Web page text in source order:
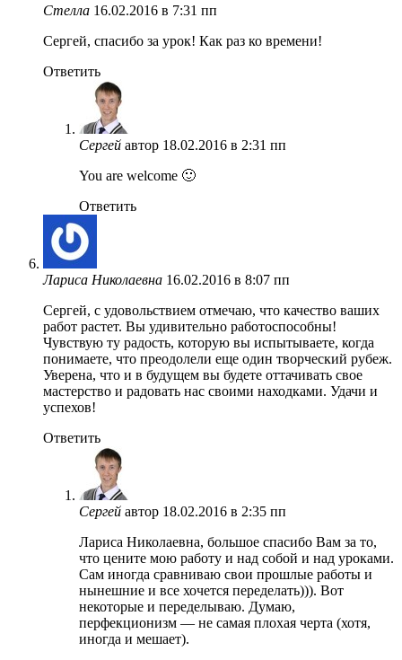
Стелла 16.02.2016 в 7:31 пп
Сергей, спасибо за урок! Как раз ко времени!
Ответить
Сергей автор 18.02.2016 в 2:31 пп
You are welcome 🙂
Ответить
Лариса Николаевна 16.02.2016 в 8:07 пп
Сергей, с удовольствием отмечаю, что качество ваших
работ растет. Вы удивительно работоспособны!
Чувствую ту радость, которую вы испытываете, когда
понимаете, что преодолели еще один творческий рубеж.
Уверена, что и в будущем вы будете оттачивать свое
мастерство и радовать нас своими находками. Удачи и
успехов!
Ответить
Сергей автор 18.02.2016 в 2:35 пп
Лариса Николаевна, большое спасибо Вам за то,
что цените мою работу и над собой и над уроками.
Сам иногда сравниваю свои прошлые работы и
нынешние и все хочется переделать))). Вот
некоторые и переделываю. Думаю,
перфекционизм — не самая плохая черта (хотя,
иногда и мешает).